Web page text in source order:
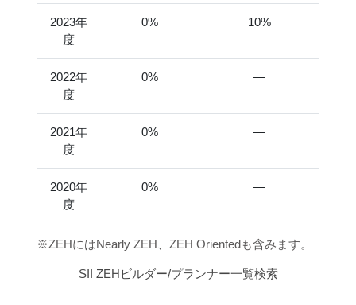
2023年
度
0% 10%
2022年
度
0% ―
2021年
度
0% ―
2020年
度
0% ―
※ZEHにはNearly ZEH、ZEH Orientedも含みます。
SII ZEHビルダー/プランナー一覧検索